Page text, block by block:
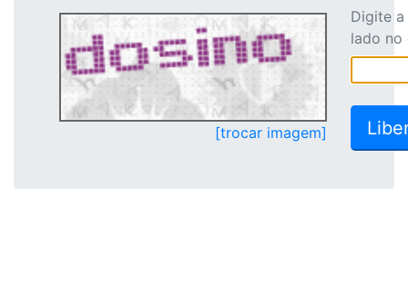
[trocar imagem]
Digite
lado no